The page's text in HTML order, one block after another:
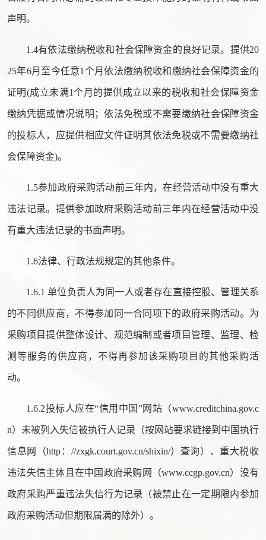
声明。
1.4有依法缴纳税收和社会保障资金的良好记录。提供20
25年6月至今任意1个月依法缴纳税收和缴纳社会保障资金的
证明(成立未满1个月的提供成立以来的税收和社会保障资金
缴纳凭据或情况说明；依法免税或不需要缴纳社会保障资金
的投标人，应提供相应文件证明其依法免税或不需要缴纳社
会保障资金)。
1.5参加政府采购活动前三年内，在经营活动中没有重大
违法记录。提供参加政府采购活动前三年内在经营活动中没
有重大违法记录的书面声明。
1.6法律、行政法规规定的其他条件。
1.6.1 单位负责人为同一人或者存在直接控股、管理关系
的不同供应商，不得参加同一合同项下的政府采购活动。为
采购项目提供整体设计、规范编制或者项目管理、监理、检
测等服务的供应商，不得再参加该采购项目的其他采购活
动。
1.6.2投标人应在“信用中国”网站（www.creditchina.gov.c
n）未被列入失信被执行人记录（按网站要求链接到中国执行
信息网（http：//zxgk.court.gov.cn/shixin/）查询）、重大税收
违法失信主体且在中国政府采购网（www.ccgp.gov.cn）没有
政府采购严重违法失信行为记录（被禁止在一定期限内参加
政府采购活动但期限届满的除外）。